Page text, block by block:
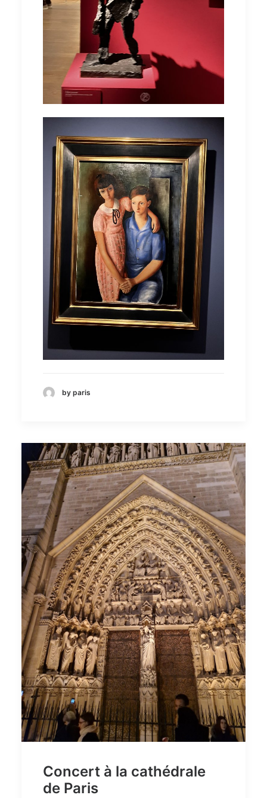
by paris
Concert à la cathédrale
de Paris